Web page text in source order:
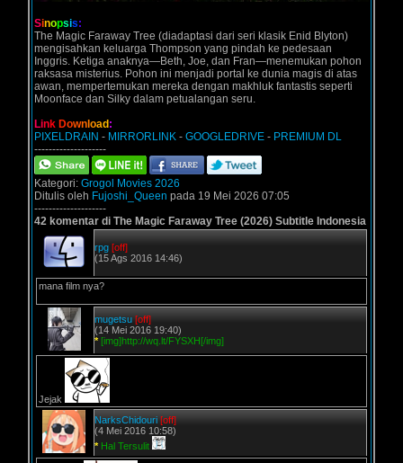
Sinopsis:
The Magic Faraway Tree (diadaptasi dari seri klasik Enid Blyton)
mengisahkan keluarga Thompson yang pindah ke pedesaan
Inggris. Ketiga anaknya—Beth, Joe, dan Fran—menemukan pohon
raksasa misterius. Pohon ini menjadi portal ke dunia magis di atas
awan, mempertemukan mereka dengan makhluk fantastis seperti
Moonface dan Silky dalam petualangan seru.
Link Down oad :
PIXELDRAIN - MIRRORLINK - GOOGLEDRIVE - PREMIUM DL
--------------------
Kategori: Grogol Movies 2026
Ditulis oleh Fujoshi_Queen pada 19 Mei 2026 07:05
--------------------
42 komentar di The Magic Faraway Tree (2026) Subtitle Indonesia
rpg [off]
(15 Ags 2016 14:46)
mana film nya?
mugetsu [off]
(14 Mei 2016 19:40)
* [img]http://wq.lt/FYSXH[/img]
Jejak
NarksChidouri [off]
(4 Mei 2016 10:58)
* Hal Tersulit